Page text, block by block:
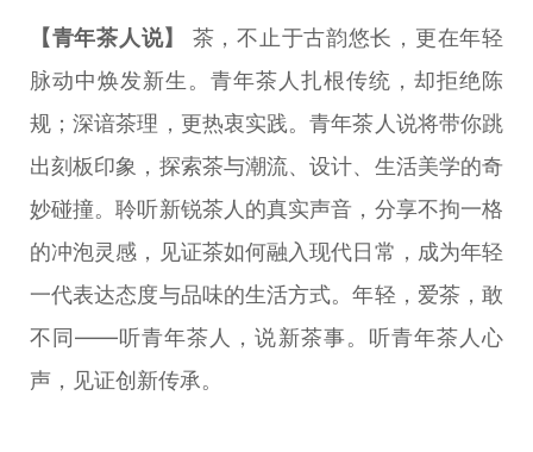
【青年茶人说】
茶，不止于古韵悠长，更在年轻
脉动中焕发新生。青年茶人扎根传统，却拒绝陈
规；深谙茶理，更热衷实践。青年茶人说将带你跳
出刻板印象，探索茶与潮流、设计、生活美学的奇
妙碰撞。聆听新锐茶人的真实声音，分享不拘一格
的冲泡灵感，见证茶如何融入现代日常，成为年轻
一代表达态度与品味的生活方式。年轻，爱茶，敢
不同——听青年茶人，说新茶事。听青年茶人心
声，见证创新传承。